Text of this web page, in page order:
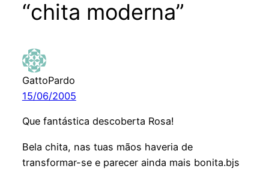
“chita moderna”
GattoPardo
15/06/2005
Que fantástica descoberta Rosa!
Bela chita, nas tuas mãos haveria de
transformar-se e parecer ainda mais bonita.bjs